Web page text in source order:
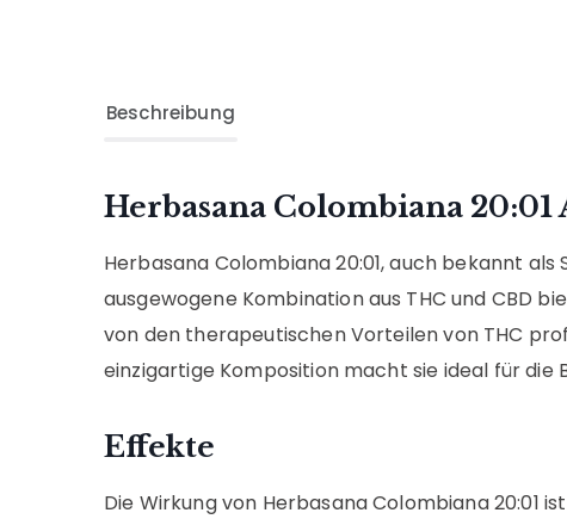
Beschreibung
Herbasana Colombiana
Herbasana Colombiana 20:01, auch bekannt
ausgewogene Kombination aus THC und CBD
von den therapeutischen Vorteilen von THC
einzigartige Komposition macht sie ideal für
Effekte
Die Wirkung von Herbasana Colombiana 20:01